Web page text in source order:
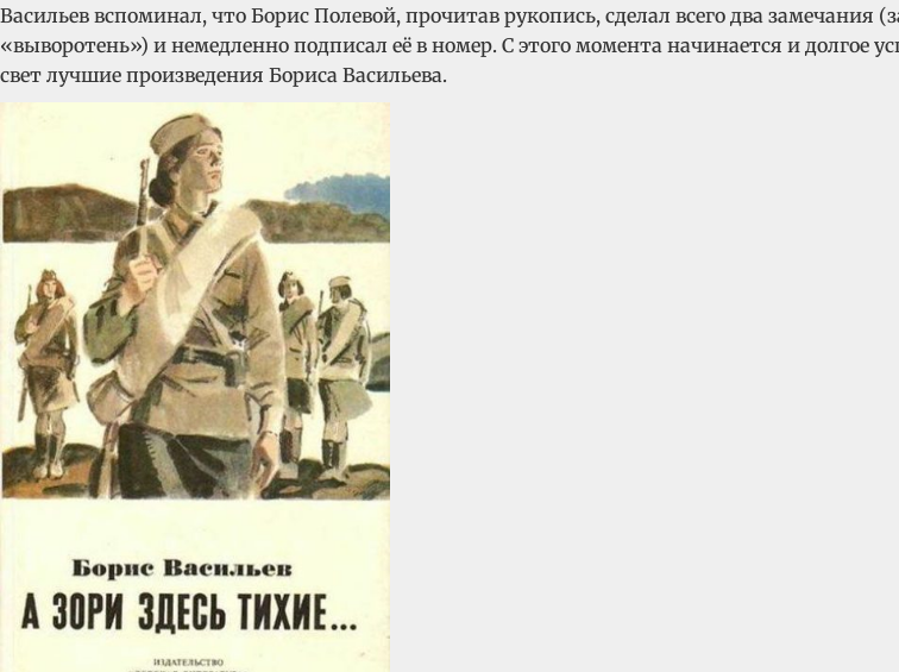
Васильев вспоминал, что Борис Полевой, прочитав рукопись, сделал всего два
«выворотень») и немедленно подписал её в номер. С этого момента начинается и долгое
свет лучшие произведения Бориса Васильева.